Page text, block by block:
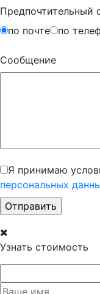
Предпочтительный
по почте
по
Сообщение
Я принимаю
персональных
Узнать стоимость